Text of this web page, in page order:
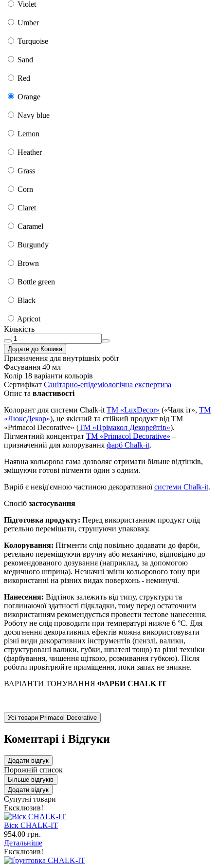
Violet
Umber
Turquoise
Sand
Red
Orange
Navy blue
Lemon
Heather
Grass
Corn
Claret
Caramel
Burgundy
Brown
Bottle green
Black
Apricot
Кількість
Додати до Кошика
Призначення для внутрішніх робіт
Фасування 40 мл
Колір 18 варіанти кольорів
Сертифікат Санітарно-епідеміологічна експертиза
Опис та властивості
Колорант для системи Chalk-it TM «LuxDecor» («Чалк іт», ТМ
«ЛюксДекор»), це якісний та стійкий продукт від ТМ
«Primacol Decorative» (ТМ «Прімакол Декорейтів»).
Пігментний концентрат ТМ «Primacol Decorative» –
призначений для колорування фарб Chalk-it.
Наявна кольорова гама дозволяє отримати більше відтінків,
змішуючи готові пігменти один з одним.
Виріб є невід'ємною частиною декоративноїсистеми Chalk-it.
Спосіб застосування
Підготовка продукту: Перед використанням продукт слід
ретельно перемішати, струшуючи упаковку.
Колорування: Пігменти слід повільно додавати до фарби,
ретельно перемішуючи вручну або механічно, відповідно до
рекомендованого дозування (наприклад, за допомогою
медичного шприца). Незначні зміни кольорового тону при
використанні на різних видах поверхонь - неминучі.
Нанесення: Відтінок залежить від типу, структури та
поглинаючої здатності підкладки, тому перед остаточним
використанням рекомендується провести тестове нанесення.
Роботу не слід проводити при температурі нижче 6 °С. Для
досягнення декоративних ефектів можна використовувати
різні види декоративних інструментів (пензлі, валики,
структуровані валики, губки, шпателі тощо) та різні техніки
(фарбування, чищення щіткою, розмивання губкою). Після
роботи провітрюйте приміщення, поки запах не зникне.
ВАРІАНТИ ТОНУВАННЯ ФАРБИ CHALK IT
Усі товари Primacol Decorative
Коментарі і Відгуки
Додати відгук
Порожній список
Більше відгуків
Додати відгук
Супутні товари
Ексклюзив!
Віск CHALK-IT
954.00 грн.
Детальніше
Ексклюзив!